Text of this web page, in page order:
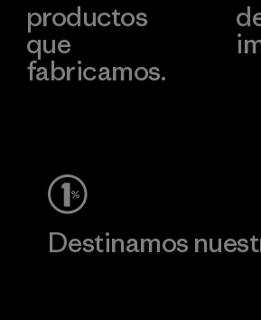
productos
que
fabricamos.
Destinamos